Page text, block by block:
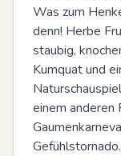
Was zum
denn! Herbe
staubig,
Kumquat und
einem anderen